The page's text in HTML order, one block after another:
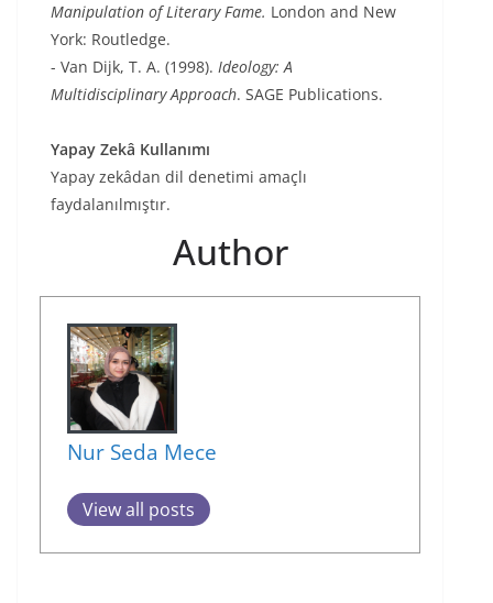
Manipulation of Literary Fame. London and New
York: Routledge.
- Van Dijk, T. A. (1998). Ideology: A
Multidisciplinary Approach. SAGE Publications.
Yapay Zekâ Kullanımı
Yapay zekâdan dil denetimi amaçlı
faydalanılmıştır.
Author
Nur Seda Mece
View all posts